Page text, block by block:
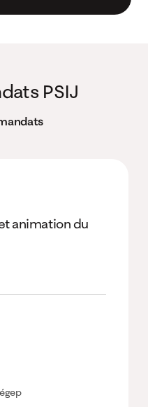
PSIJ
animation du